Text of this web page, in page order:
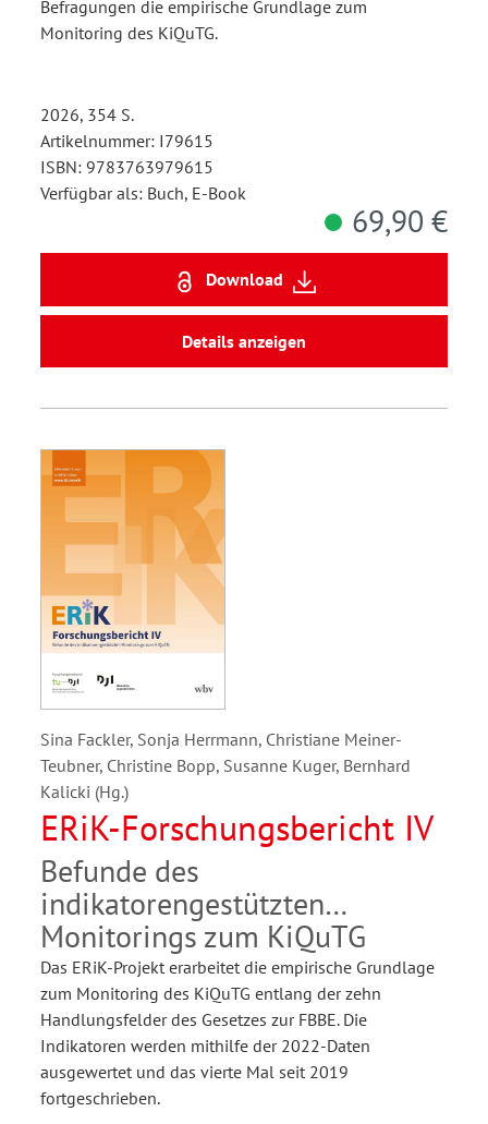
Befragungen die empirische Grundlage zum
Monitoring des KiQuTG.
2026, 354 S.
Artikelnummer: I79615
ISBN: 9783763979615
Verfügbar als: Buch, E-Book
69,90 €
Download
Details anzeigen
Sina Fackler, Sonja Herrmann, Christiane Meiner-
Teubner, Christine Bopp, Susanne Kuger, Bernhard
Kalicki (Hg.)
ERiK-Forschungsbericht IV
Befunde des
indikatorengestützten
Monitorings zum KiQuTG
Das ERiK-Projekt erarbeitet die empirische Grundlage
zum Monitoring des KiQuTG entlang der zehn
Handlungsfelder des Gesetzes zur FBBE. Die
Indikatoren werden mithilfe der 2022-Daten
ausgewertet und das vierte Mal seit 2019
fortgeschrieben.